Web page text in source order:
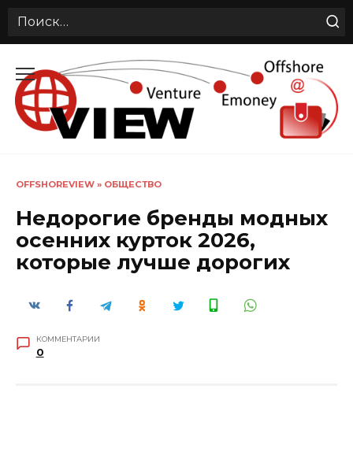
Search
содержанию
OFFSHOREVIEW » ОБЩЕСТВО
Недорогие бренды модных
осенних курток 2026,
которые лучше дорогих
КОММЕНТАРИИ
0